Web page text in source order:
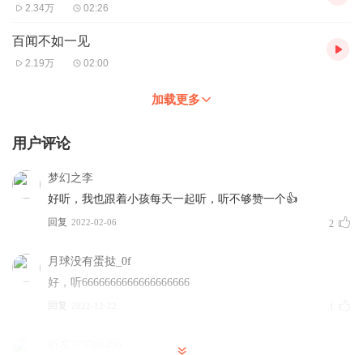
2.34万 02:26
百闻不如一见
2.19万 02:00
加载更多
用户评论
梦幻之李
好听，我也跟着小孩每天一起听，听不够赞一个👍
回复 2022-02-06 2
月球没有蛋挞_0f
好，听6666666666666666666
回复